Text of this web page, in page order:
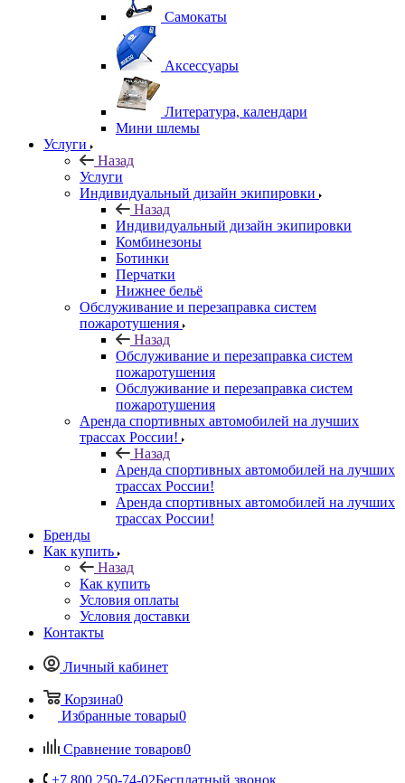
Самокаты
Аксессуары
Литература, календари
Мини шлемы
Услуги
Назад
Услуги
Индивидуальный дизайн экипировки
Назад
Индивидуальный дизайн экипировки
Комбинезоны
Ботинки
Перчатки
Нижнее бельё
Обслуживание и перезаправка систем
пожаротушения
Назад
Обслуживание и перезаправка систем
пожаротушения
Обслуживание и перезаправка систем
пожаротушения
Аренда спортивных автомобилей на лучших
трассах России!
Назад
Аренда спортивных автомобилей на лучших
трассах России!
Аренда спортивных автомобилей на лучших
трассах России!
Бренды
Как купить
Назад
Как купить
Условия оплаты
Условия доставки
Контакты
Личный кабинет
Корзина0
Избранные товары0
Сравнение товаров0
+7 800 250-74-02Бесплатный звонок